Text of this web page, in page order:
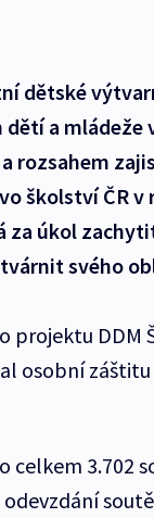
dětské
a mládeže
rozsahem
školství ČR v
za úkol
svého
projektu
osobní
celkem 3.702